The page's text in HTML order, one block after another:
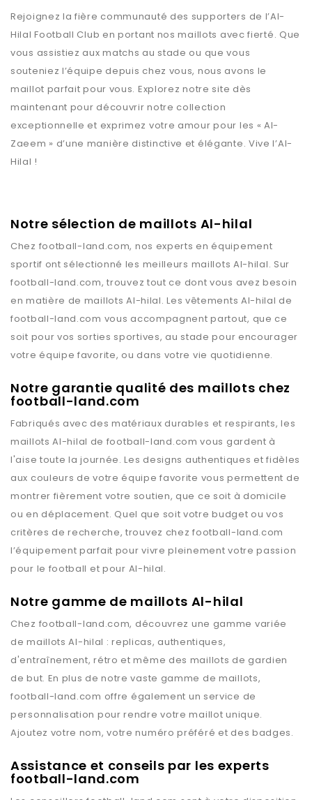
Rejoignez la fière communauté des supporters de l’Al-
Hilal Football Club en portant nos maillots avec fierté. Que
vous assistiez aux matchs au stade ou que vous
souteniez l’équipe depuis chez vous, nous avons le
maillot parfait pour vous. Explorez notre site dès
maintenant pour découvrir notre collection
exceptionnelle et exprimez votre amour pour les « Al-
Zaeem » d’une manière distinctive et élégante. Vive l’Al-
Hilal !
Notre sélection de maillots Al-hilal
Chez football-land.com, nos experts en équipement
sportif ont sélectionné les meilleurs maillots Al-hilal. Sur
football-land.com, trouvez tout ce dont vous avez besoin
en matière de maillotsAl-hilal. Les vêtements Al-hilal de
football-land.com vous accompagnent partout, que ce
soit pour vos sorties sportives, au stade pour encourager
votre équipe favorite, ou dans votre vie quotidienne.
Notre garantie qualité des maillots chez
football-land.com
Fabriqués avec des matériaux durables et respirants, les
maillotsAl-hilal de football-land.com vous gardent à
l'aise toute la journée. Les designs authentiques et fidèles
aux couleurs de votre équipe favorite vous permettent de
montrer fièrement votre soutien, que ce soit à domicile
ou en déplacement. Quel que soit votre budget ou vos
critères de recherche, trouvez chezfootball-land.com
l’équipement parfait pour vivre pleinement votre passion
pour le football et pour Al-hilal.
Notre gamme de maillots Al-hilal
Chez football-land.com, découvrez une gamme variée
de maillotsAl-hilal : replicas, authentiques,
d'entraînement, rétro et même des maillots de gardien
de but. En plus de notre vaste gamme de maillots,
football-land.com offre également un service de
personnalisation pour rendre votre maillot unique.
Ajoutez votre nom, votre numéro préféré et des badges.
Assistance et conseils par les experts
football-land.com